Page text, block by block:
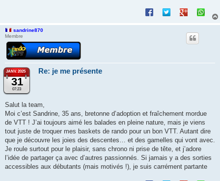
sandrine870
Membre
JANV. 2025
31
07:23
Re: je me présente
Salut la team,
Moi c’est Sandrine, 35 ans, bretonne d’adoption et fraîchement mordue
de VTT ! J’ai toujours aimé les balades en pleine nature, mais je viens
tout juste de troquer mes baskets de rando pour un bon VTT. Autant dire
que je découvre les joies des descentes… et des gamelles qui vont avec.
Je roule surtout pour le plaisir, sans chrono ni prise de tête, et j’adore
l’idée de partager ça avec d’autres passionnés. Si jamais y a des sorties
accessibles aux débutants (mais motivés !), je suis carrément partante